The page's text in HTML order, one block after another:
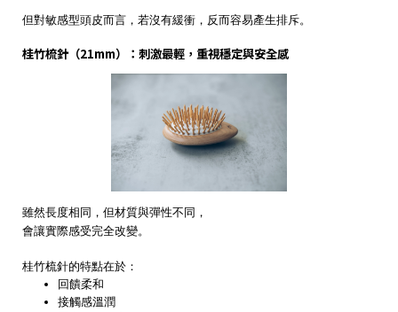
但對敏感型頭皮而言，若沒有緩衝，反而容易產生排斥。
桂竹梳針（21mm）：刺激最輕，重視穩定與安全感
雖然長度相同，但材質與彈性不同，
會讓實際感受完全改變。
桂竹梳針的特點在於：
回饋柔和
接觸感溫潤